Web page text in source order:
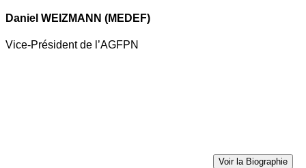
Daniel WEIZMANN (MEDEF)
Vice-Président de l’AGFPN
Voir la Biographie